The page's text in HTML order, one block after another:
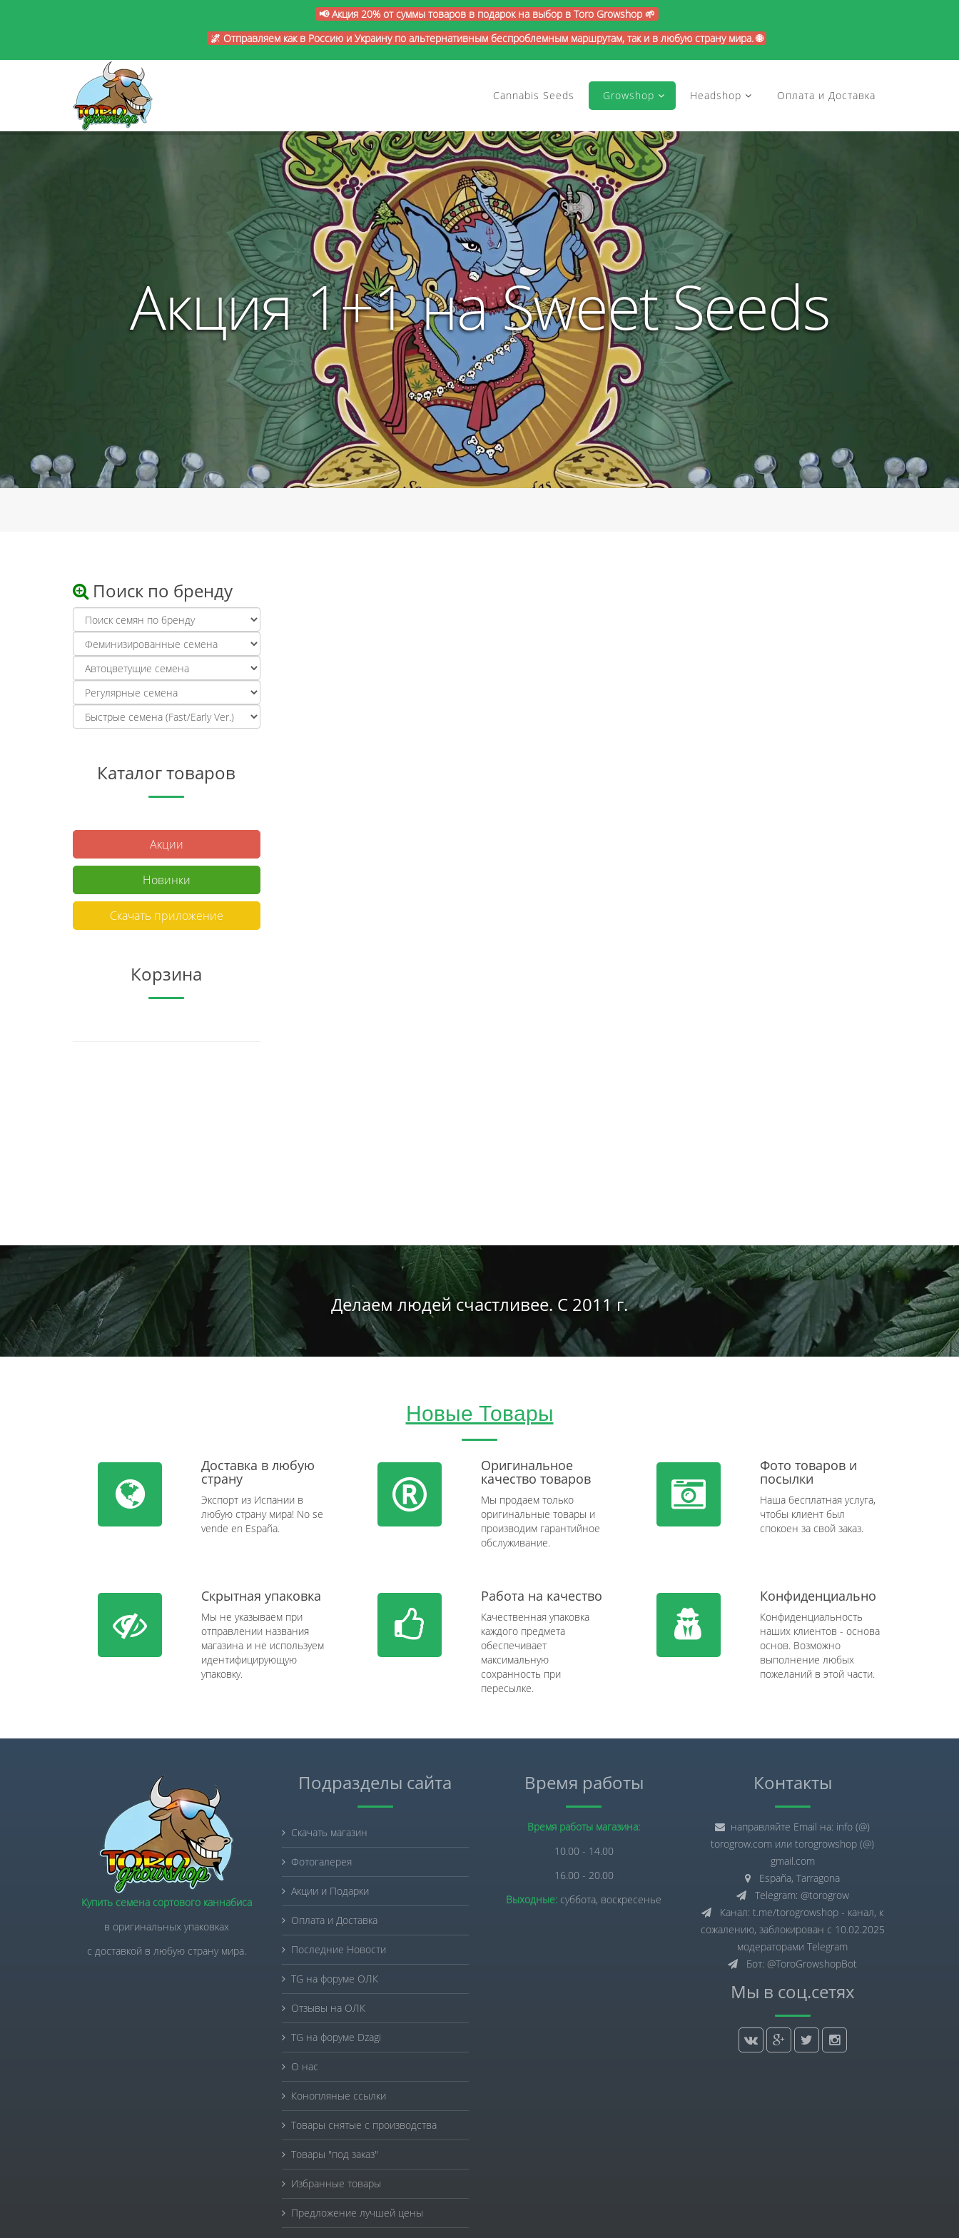
📢 Акция 20% от суммы товаров в подарок на выбор в Toro Growshop 🌱
🌌 Отправляем как в Россию и Украину по альтернативным беспроблемным маршрутам, так и в любую страну мира. 🌐
Cannabis Seeds Growshop Headshop Оплата и Доставка
Акция 1+1 на Sweet Seeds
Поиск по бренду
Каталог товаров
Акции
Новинки
Скачать приложение
Корзина
Делаем людей счастливее. С 2011 г.
Новые Товары
Доставка в любую
страну
Экспорт из Испании в
любую страну мира! No se
vende en España.
Оригинальное
качество товаров
Мы продаем только
оригинальные товары и
производим гарантийное
обслуживание.
Фото товаров и
посылки
Наша бесплатная услуга,
чтобы клиент был
спокоен за свой заказ.
Скрытная упаковка
Мы не указываем при
отправлении названия
магазина и не используем
идентифицирующую
упаковку.
Работа на качество
Качественная упаковка
каждого предмета
обеспечивает
максимальную
сохранность при
пересылке.
Конфиденциально
Конфиденциальность
наших клиентов - основа
основ. Возможно
выполнение любых
пожеланий в этой части.
Купить семена сортового каннабиса
в оригинальных упаковках
с доставкой в любую страну мира.
Подразделы сайта
Скачать магазин
Фотогалерея
Акции и Подарки
Оплата и Доставка
Последние Новости
TG на форуме ОЛК
Отзывы на ОЛК
TG на форуме Dzagi
О нас
Конопляные ссылки
Товары снятые с производства
Товары "под заказ"
Избранные товары
Предложение лучшей цены
Время работы
Время работы магазина:
10.00 - 14.00
16.00 - 20.00
Выходные: суббота, воскресенье
Контакты
направляйте Email на: info (@)
torogrow.com или torogrowshop (@)
gmail.com
España, Tarragona
Telegram: @torogrow
Канал: t.me/torogrowshop - канал, к
сожалению, заблокирован с 10.02.2025
модераторами Telegram
Бот: @ToroGrowshopBot
Мы в соц.сетях